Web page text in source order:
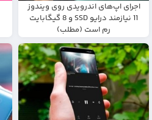
اجرای اپ‌های اندرویدی روی ویندوز
11 نیازمند درایو SSD و 8 گیگابایت
رم است (مطلب)